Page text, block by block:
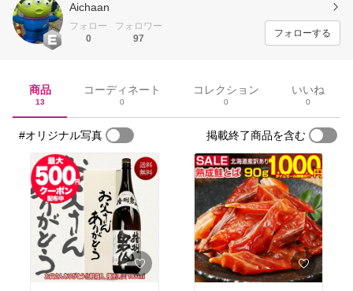
Aichaan
フォロー
0
フォロワー
97
フォローする
商品
13
コーディネート
0
コレクション
0
いいね
0
#オリジナル写真 掲載終了商品を含む